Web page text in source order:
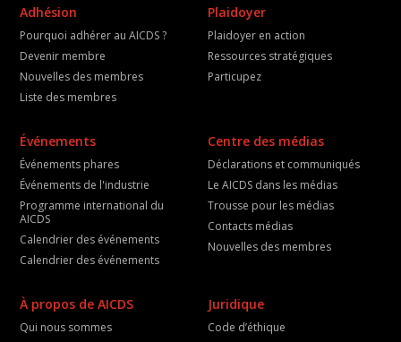
Adhésion
Pourquoi adhérer au AICDS ?
Devenir membre
Nouvelles des membres
Liste des membres
Plaidoyer
Plaidoyer en action
Ressources stratégiques
Particupez
Événements
Événements phares
Événements de l'industrie
Programme international du
AICDS
Calendrier des événements
Calendrier des événements
Centre des médias
Déclarations et communiqués
Le AICDS dans les médias
Trousse pour les médias
Contacts médias
Nouvelles des membres
À propos de AICDS
Qui nous sommes
Juridique
Code d’éthique